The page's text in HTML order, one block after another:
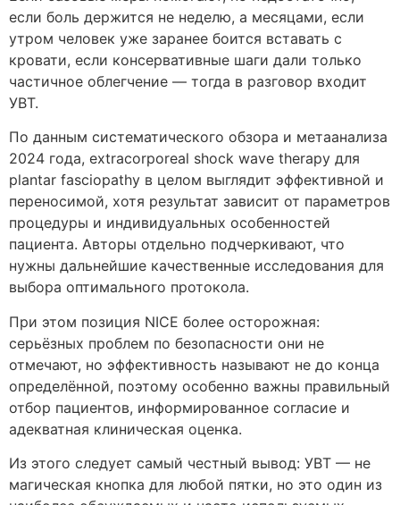
если боль держится не неделю, а месяцами, если
утром человек уже заранее боится вставать с
кровати, если консервативные шаги дали только
частичное облегчение — тогда в разговор входит
УВТ.
По данным систематического обзора и метаанализа
2024 года, extracorporeal shock wave therapy для
plantar fasciopathy в целом выглядит эффективной и
переносимой, хотя результат зависит от параметров
процедуры и индивидуальных особенностей
пациента. Авторы отдельно подчеркивают, что
нужны дальнейшие качественные исследования для
выбора оптимального протокола.
При этом позиция NICE более осторожная:
серьёзных проблем по безопасности они не
отмечают, но эффективность называют не до конца
определённой, поэтому особенно важны правильный
отбор пациентов, информированное согласие и
адекватная клиническая оценка.
Из этого следует самый честный вывод: УВТ — не
магическая кнопка для любой пятки, но это один из